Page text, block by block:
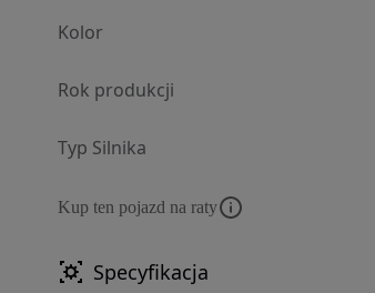
Kolor
Rok produkcji
Typ Silnika
Kup ten pojazd na raty
Specyfikacja